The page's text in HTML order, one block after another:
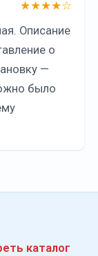
★★★★☆
Описание
о
—
было
каталог